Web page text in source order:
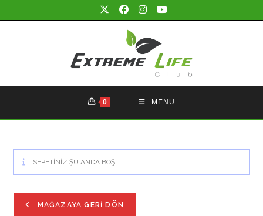
to
0 MENU
SEPETINIZ ŞU ANDA BOŞ.
MAĞAZAYA GERI DÖN